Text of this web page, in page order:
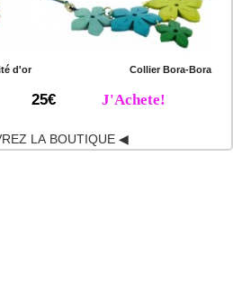
d'or Collier Bora-Bora
25€ J'Achete!
LA BOUTIQUE ◀